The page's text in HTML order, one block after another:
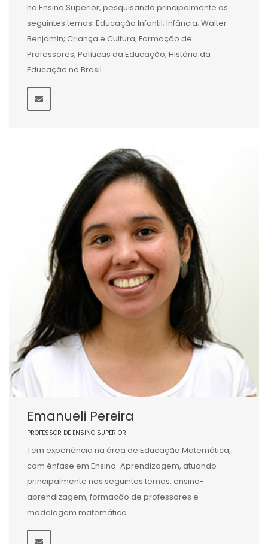
no Ensino Superior, pesquisando principalmente os
seguintes temas: Educação Infantil; Infância; Walter
Benjamin; Criança e Cultura; Formação de
Professores; Políticas da Educação; História da
Educação no Brasil.
Emanueli Pereira
PROFESSOR DE ENSINO SUPERIOR
Tem experiência na área de Educação Matemática,
com ênfase em Ensino-Aprendizagem, atuando
principalmente nos seguintes temas: ensino-
aprendizagem, formação de professores e
modelagem matemática.